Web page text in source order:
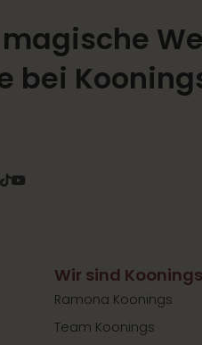
bei
Pinterest
YouTube
Wir sind Koonings
Ramona Koonings
Team Koonings